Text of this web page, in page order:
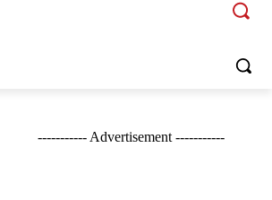
----------- Advertisement -----------